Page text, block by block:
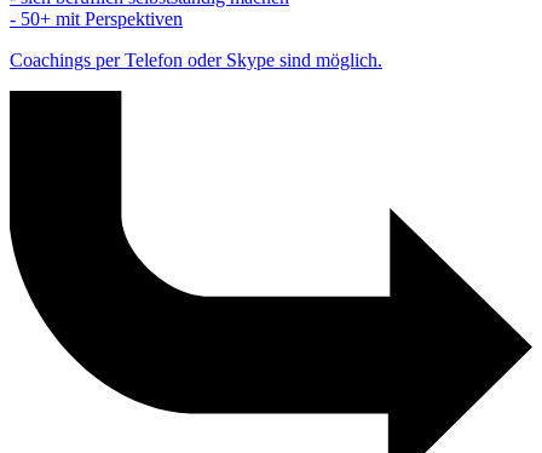
- 50+ mit Perspektiven
Coachings per Telefon oder Skype sind möglich.